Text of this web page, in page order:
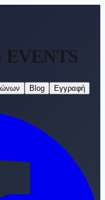
EVENTS
Blog
Εγγραφή